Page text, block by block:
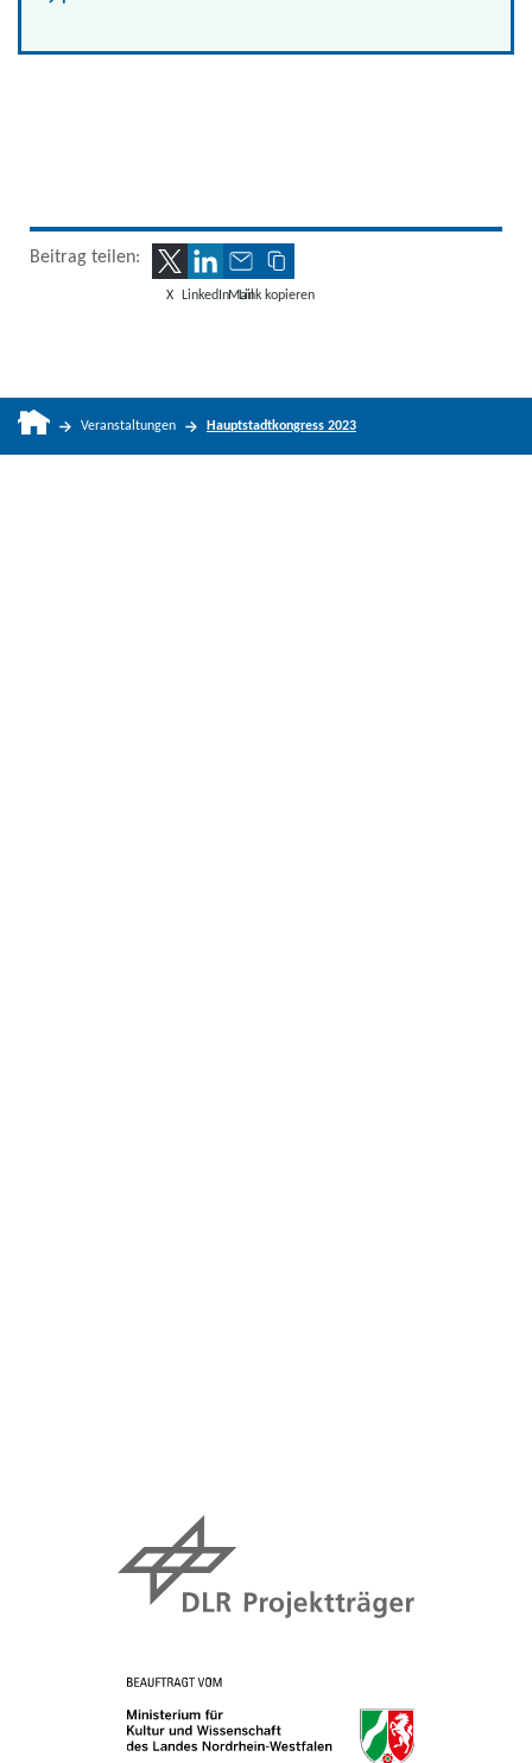
Beitrag teilen:
X LinkedInMailLink kopieren
Veranstaltungen Hauptstadtkongress 2023